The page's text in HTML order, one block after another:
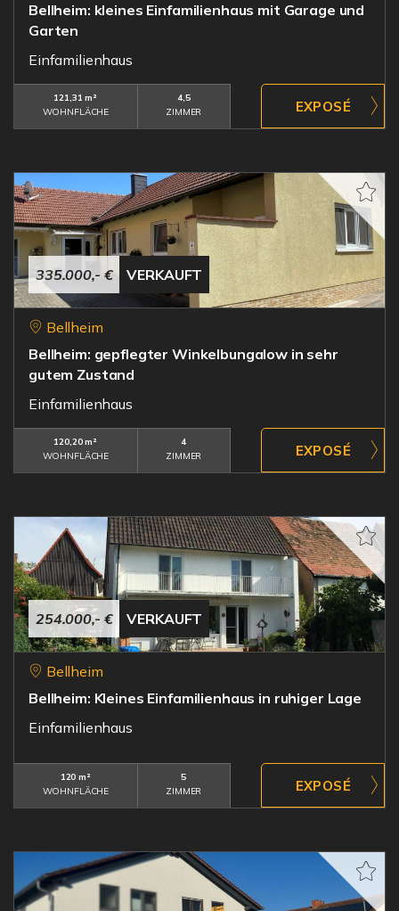
Bellheim: kleines Einfamilienhaus mit Garage und
Garten
Einfamilienhaus
121,31 m²
WOHNFLÄCHE
4,5
ZIMMER
335.000,- € VERKAUFT
Bellheim
Bellheim: gepflegter Winkelbungalow in sehr
gutem Zustand
Einfamilienhaus
120,20 m²
WOHNFLÄCHE
4
ZIMMER
254.000,- € VERKAUFT
Bellheim
Bellheim: Kleines Einfamilienhaus in ruhiger Lage
Einfamilienhaus
120 m²
WOHNFLÄCHE
5
ZIMMER